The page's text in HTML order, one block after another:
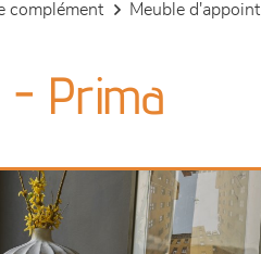
complément meuble d'appoint
- Prima